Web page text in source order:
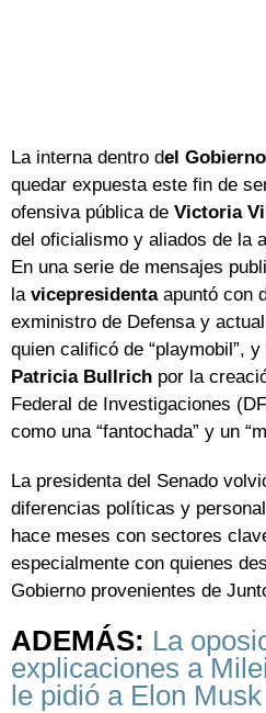
La interna dentro del Gobierno
quedar expuesta este fin de
ofensiva pública de Victoria
del oficialismo y aliados de la
En una serie de mensajes
la vicepresidentaapuntó con
exministro de Defensa y
quien calificó de “playmobil”,
Patricia Bullrich por la
Federal de Investigaciones
como una “fantochada” y un
La presidenta del Senado
diferencias políticas y
hace meses con sectores
especialmente con quienes
Gobierno provenientes de
ADEMÁS: La
explicaciones a
le pidió a Elon Musk